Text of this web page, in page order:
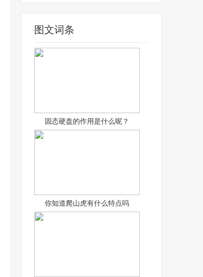
图文词条
固态硬盘的作用是什么呢？
你知道爬山虎有什么特点吗